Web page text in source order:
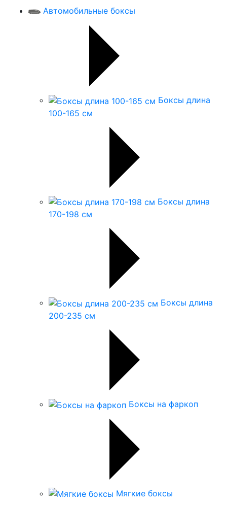
Автомобильные боксы
Боксы длина
100-165 см
Боксы длина
170-198 см
Боксы длина
200-235 см
Боксы на фаркоп
Мягкие боксы